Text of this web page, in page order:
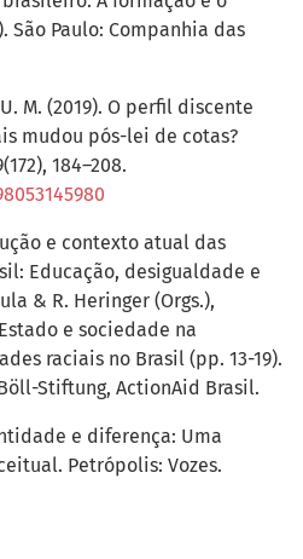
São Paulo: Companhia das
M. (2019). O perfil discente
mudou pós-lei de cotas?
184–208.
e contexto atual das
Educação, desigualdade e
& R. Heringer (Orgs.),
e sociedade na
raciais no Brasil (pp. 13-19).
Stiftung, ActionAid Brasil.
e diferença: Uma
Petrópolis: Vozes.